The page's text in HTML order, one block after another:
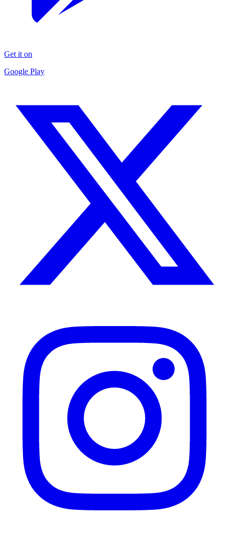
Get it on
Google Play